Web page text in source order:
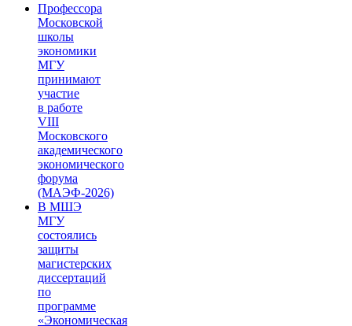
Профессора
Московской
школы
экономики
МГУ
принимают
участие
в работе
VIII
Московского
академического
экономического
форума
(МАЭФ-2026)
В МШЭ
МГУ
состоялись
защиты
магистерских
диссертаций
по
программе
«Экономическая